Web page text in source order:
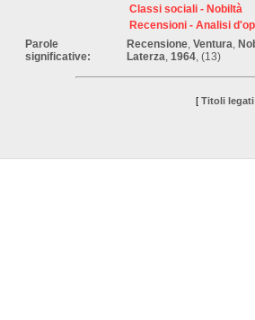
Classi sociali - Nobiltà
Recensioni - Analisi
Parole
significative:
Recensione Ventura
Laterza 1964 , (13)
[ Titoli legati